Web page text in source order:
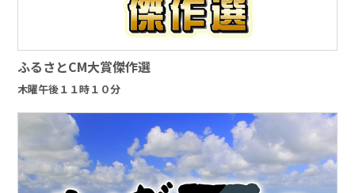
ふるさとCM大賞傑作選
木曜午後１１時１０分